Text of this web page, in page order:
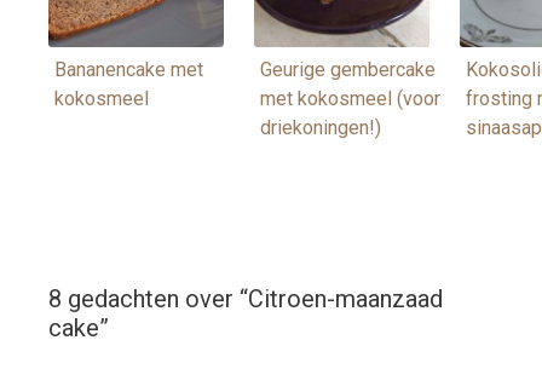
Bananencake met
kokosmeel
Geurige gembercake
met kokosmeel (voor
driekoningen!)
frosting
8 gedachten over “Citroen-maanzaad
cake”